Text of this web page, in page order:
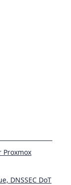
Proxmox
DNSSEC DoT